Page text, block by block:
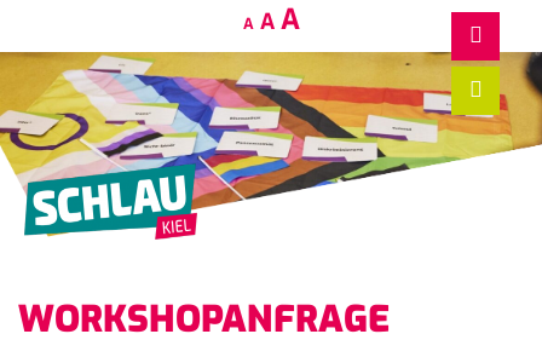
A
Decrease
font
size.
A Reset
size.
AIncrease
font
size.
WORKSHOPANFRAGE